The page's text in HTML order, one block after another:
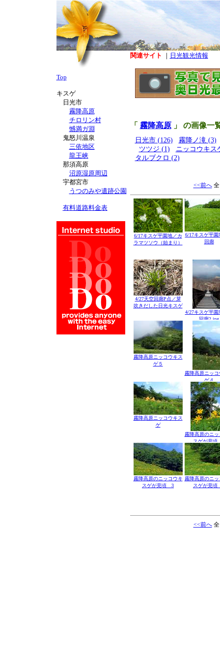
関連サイト ｜ 日光観光情報
「 霧降高原」 の画像一
日光市 (126)
霧降ノ滝 (3)
ツツジ (1)
ニッコウキス
タルブクロ (2)
<<前へ全
6/17キスゲ平園地／カ
ラマツソウ（始まり）
6/17キスゲ平園
回廊
4/27天空回廊P点／芽
吹きだした日光キスゲ
4/27キスゲ平園
回廊2.jpg
霧降高原ニッコウキス
ゲ５
霧降高原ニッコ
ゲ４
霧降高原ニッコウキス
ゲ
霧降高原のニッ
スゲが見
霧降高原のニッコウキ
スゲが見頃 3
霧降高原のニッ
スゲが見
<<前へ全
Top
キスゲ
日光市
霧降高原
チロリン村
憾満ガ淵
鬼怒川温泉
三依地区
龍王峡
那須高原
沼原湿原周辺
宇都宮市
うつのみや遺跡公園
有料道路料金表